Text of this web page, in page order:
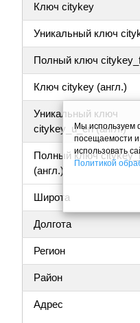
Ключ citykey
Уникальный ключ
Полный ключ
Ключ citykey (англ.)
Уникальный ключ
citykey_u_en (англ.)
Полный ключ
(англ.)
Широта
Долгота
Регион
Район
Адрес
Мы используем
посещаемости
использовать
Политикой